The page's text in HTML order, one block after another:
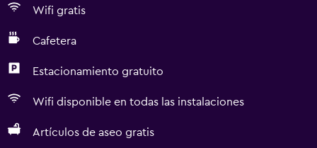
Wifi gratis
Cafetera
Estacionamiento gratuito
Wifi disponible en todas las instalaciones
Artículos de aseo gratis